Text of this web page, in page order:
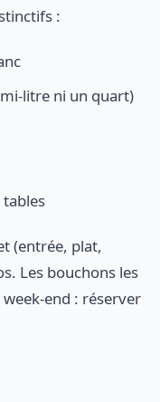
:
litre ni un quart)
(entrée, plat,
Les bouchons les
end : réserver